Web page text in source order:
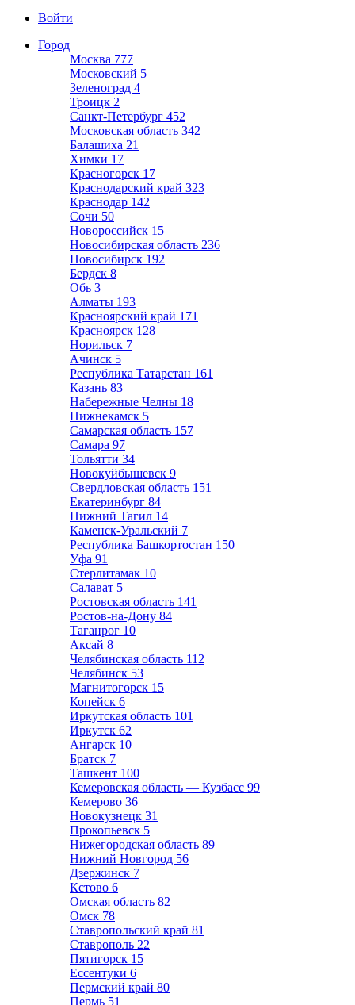
Войти
Город
Москва 777
Московский 5
Зеленоград 4
Троицк 2
Санкт-Петербург 452
Московская область 342
Балашиха 21
Химки 17
Красногорск 17
Краснодарский край 323
Краснодар 142
Сочи 50
Новороссийск 15
Новосибирская область 236
Новосибирск 192
Бердск 8
Обь 3
Алматы 193
Красноярский край 171
Красноярск 128
Норильск 7
Ачинск 5
Республика Татарстан 161
Казань 83
Набережные Челны 18
Нижнекамск 5
Самарская область 157
Самара 97
Тольятти 34
Новокуйбышевск 9
Свердловская область 151
Екатеринбург 84
Нижний Тагил 14
Каменск-Уральский 7
Республика Башкортостан 150
Уфа 91
Стерлитамак 10
Салават 5
Ростовская область 141
Ростов-на-Дону 84
Таганрог 10
Аксай 8
Челябинская область 112
Челябинск 53
Магнитогорск 15
Копейск 6
Иркутская область 101
Иркутск 62
Ангарск 10
Братск 7
Ташкент 100
Кемеровская область — Кузбасс 99
Кемерово 36
Новокузнецк 31
Прокопьевск 5
Нижегородская область 89
Нижний Новгород 56
Дзержинск 7
Кстово 6
Омская область 82
Омск 78
Ставропольский край 81
Ставрополь 22
Пятигорск 15
Ессентуки 6
Пермский край 80
Пермь 51